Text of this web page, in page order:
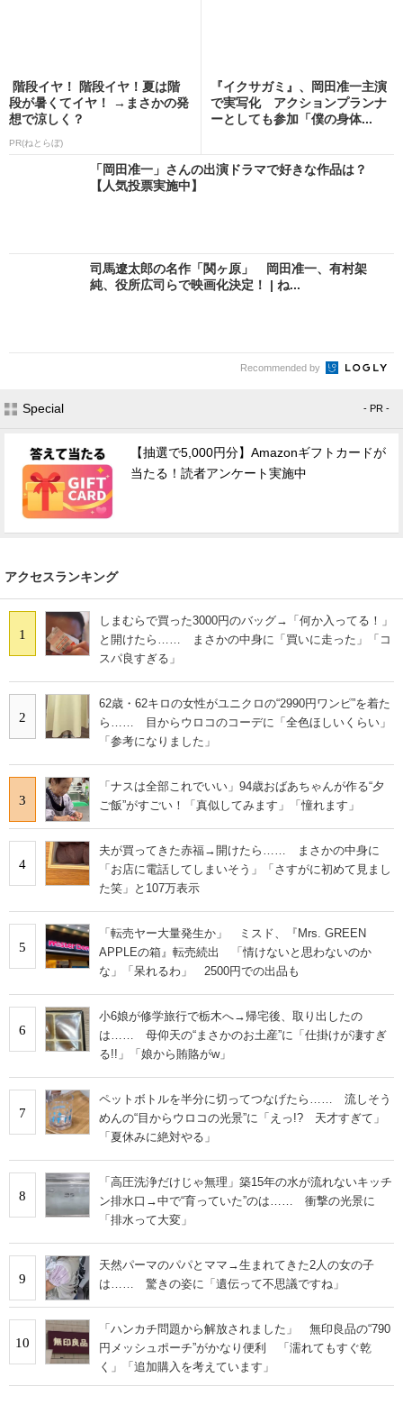
階段イヤ！ 階段イヤ！夏は階
段が暑くてイヤ！ →まさかの発
想で涼しく？
PR(ねとらぼ)
『イクサガミ』、岡田准一主演
で実写化 アクションプランナ
ーとしても参加「僕の身体...
「岡田准一」さんの出演ドラマで好きな作品は？
【人気投票実施中】
司馬遼太郎の名作「関ヶ原」 岡田准一、有村架
純、役所広司らで映画化決定！ | ね...
Recommended by
Special - PR -
【抽選で5,000円分】Amazonギフトカードが
当たる！読者アンケート実施中
アクセスランキング
1
しまむらで買った3000円のバッグ→「何か入ってる！」
と開けたら…… まさかの中身に「買いに走った」「コ
スパ良すぎる」
2
62歳・62キロの女性がユニクロの“2990円ワンピ”を着た
ら…… 目からウロコのコーデに「全色ほしいくらい」
「参考になりました」
3
「ナスは全部これでいい」94歳おばあちゃんが作る“夕
ご飯”がすごい！「真似してみます」「憧れます」
4
夫が買ってきた赤福→開けたら…… まさかの中身に
「お店に電話してしまいそう」「さすがに初めて見まし
た笑」と107万表示
5
「転売ヤー大量発生か」 ミスド、『Mrs. GREEN
APPLEの箱』転売続出 「情けないと思わないのか
な」「呆れるわ」 2500円での出品も
6
小6娘が修学旅行で栃木へ→帰宅後、取り出したの
は…… 母仰天の“まさかのお土産”に「仕掛けが凄すぎ
る!!」「娘から賄賂がw」
7
ペットボトルを半分に切ってつなげたら…… 流しそう
めんの“目からウロコの光景”に「えっ!? 天才すぎて」
「夏休みに絶対やる」
8
「高圧洗浄だけじゃ無理」築15年の水が流れないキッチ
ン排水口→中で“育っていた”のは…… 衝撃の光景に
「排水って大変」
9
天然パーマのパパとママ→生まれてきた2人の女の子
は…… 驚きの姿に「遺伝って不思議ですね」
10
「ハンカチ問題から解放されました」 無印良品の“790
円メッシュポーチ”がかなり便利 「濡れてもすぐ乾
く」「追加購入を考えています」